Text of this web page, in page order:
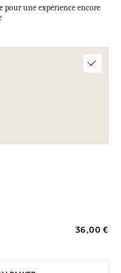
pour une expérience encore
36,00 €